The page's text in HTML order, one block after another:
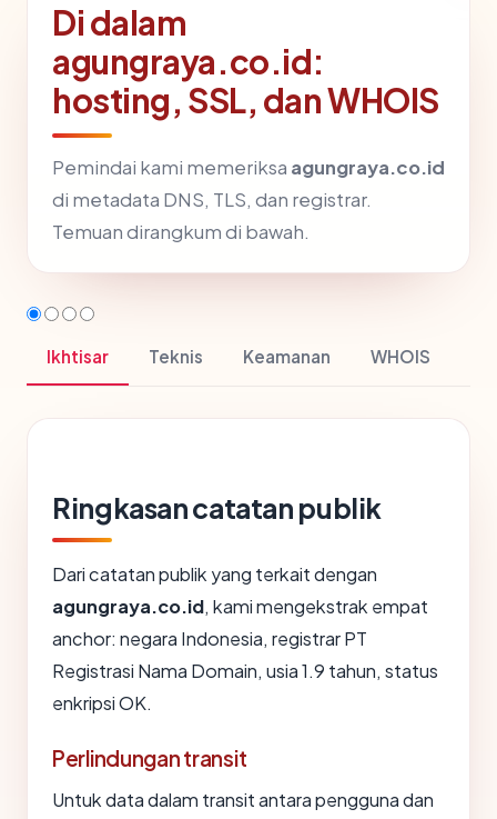
Di dalam
agungraya.co.id:
hosting, SSL, dan WHOIS
Pemindai kami memeriksa agungraya.co.id
di metadata DNS, TLS, dan registrar.
Temuan dirangkum di bawah.
Ikhtisar Teknis Keamanan WHOIS
Ringkasan catatan publik
Dari catatan publik yang terkait dengan
agungraya.co.id, kami mengekstrak empat
anchor: negara Indonesia, registrar PT
Registrasi Nama Domain, usia 1.9 tahun, status
enkripsi OK.
Perlindungan transit
Untuk data dalam transit antara pengguna dan